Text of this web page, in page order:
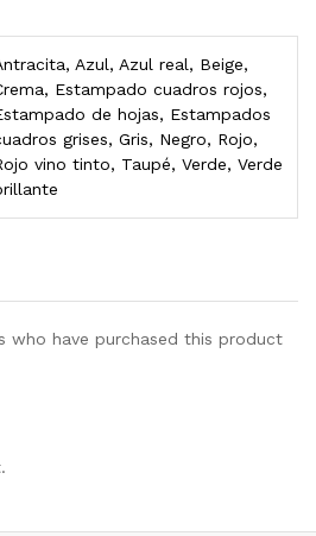
Azul, Azul real, Beige,
Estampado cuadros rojos,
de hojas, Estampados
grises, Gris, Negro, Rojo,
vino tinto, Taupé, Verde, Verde
who have purchased this product